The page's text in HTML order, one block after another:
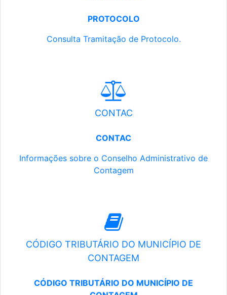
PROTOCOLO
Consulta Tramitação de Protocolo.
CONTAC
CONTAC
Informações sobre o Conselho Administrativo de
Contagem
CÓDIGO TRIBUTÁRIO DO MUNICÍPIO DE
CONTAGEM
CÓDIGO TRIBUTÁRIO DO MUNICÍPIO DE